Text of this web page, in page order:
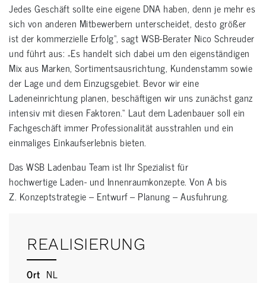
Jedes Geschäft sollte eine eigene DNA haben, denn je mehr es
sich von anderen Mitbewerbern unterscheidet, desto größer
ist der kommerzielle Erfolg“, sagt WSB-Berater Nico Schreuder
und führt aus: „Es handelt sich dabei um den eigenständigen
Mix aus Marken, Sortimentsausrichtung, Kundenstamm sowie
der Lage und dem Einzugsgebiet. Bevor wir eine
Ladeneinrichtung planen, beschäftigen wir uns zunächst ganz
intensiv mit diesen Faktoren.“ Laut dem Ladenbauer soll ein
Fachgeschäft immer Professionalität ausstrahlen und ein
einmaliges Einkaufserlebnis bieten.
Das WSB Ladenbau Team ist Ihr Spezialist für
hochwertige Laden- und Innenraumkonzepte. Von A bis
Z. Konzeptstrategie – Entwurf – Planung – Ausfuhrung.
REALISIERUNG
Ort NL